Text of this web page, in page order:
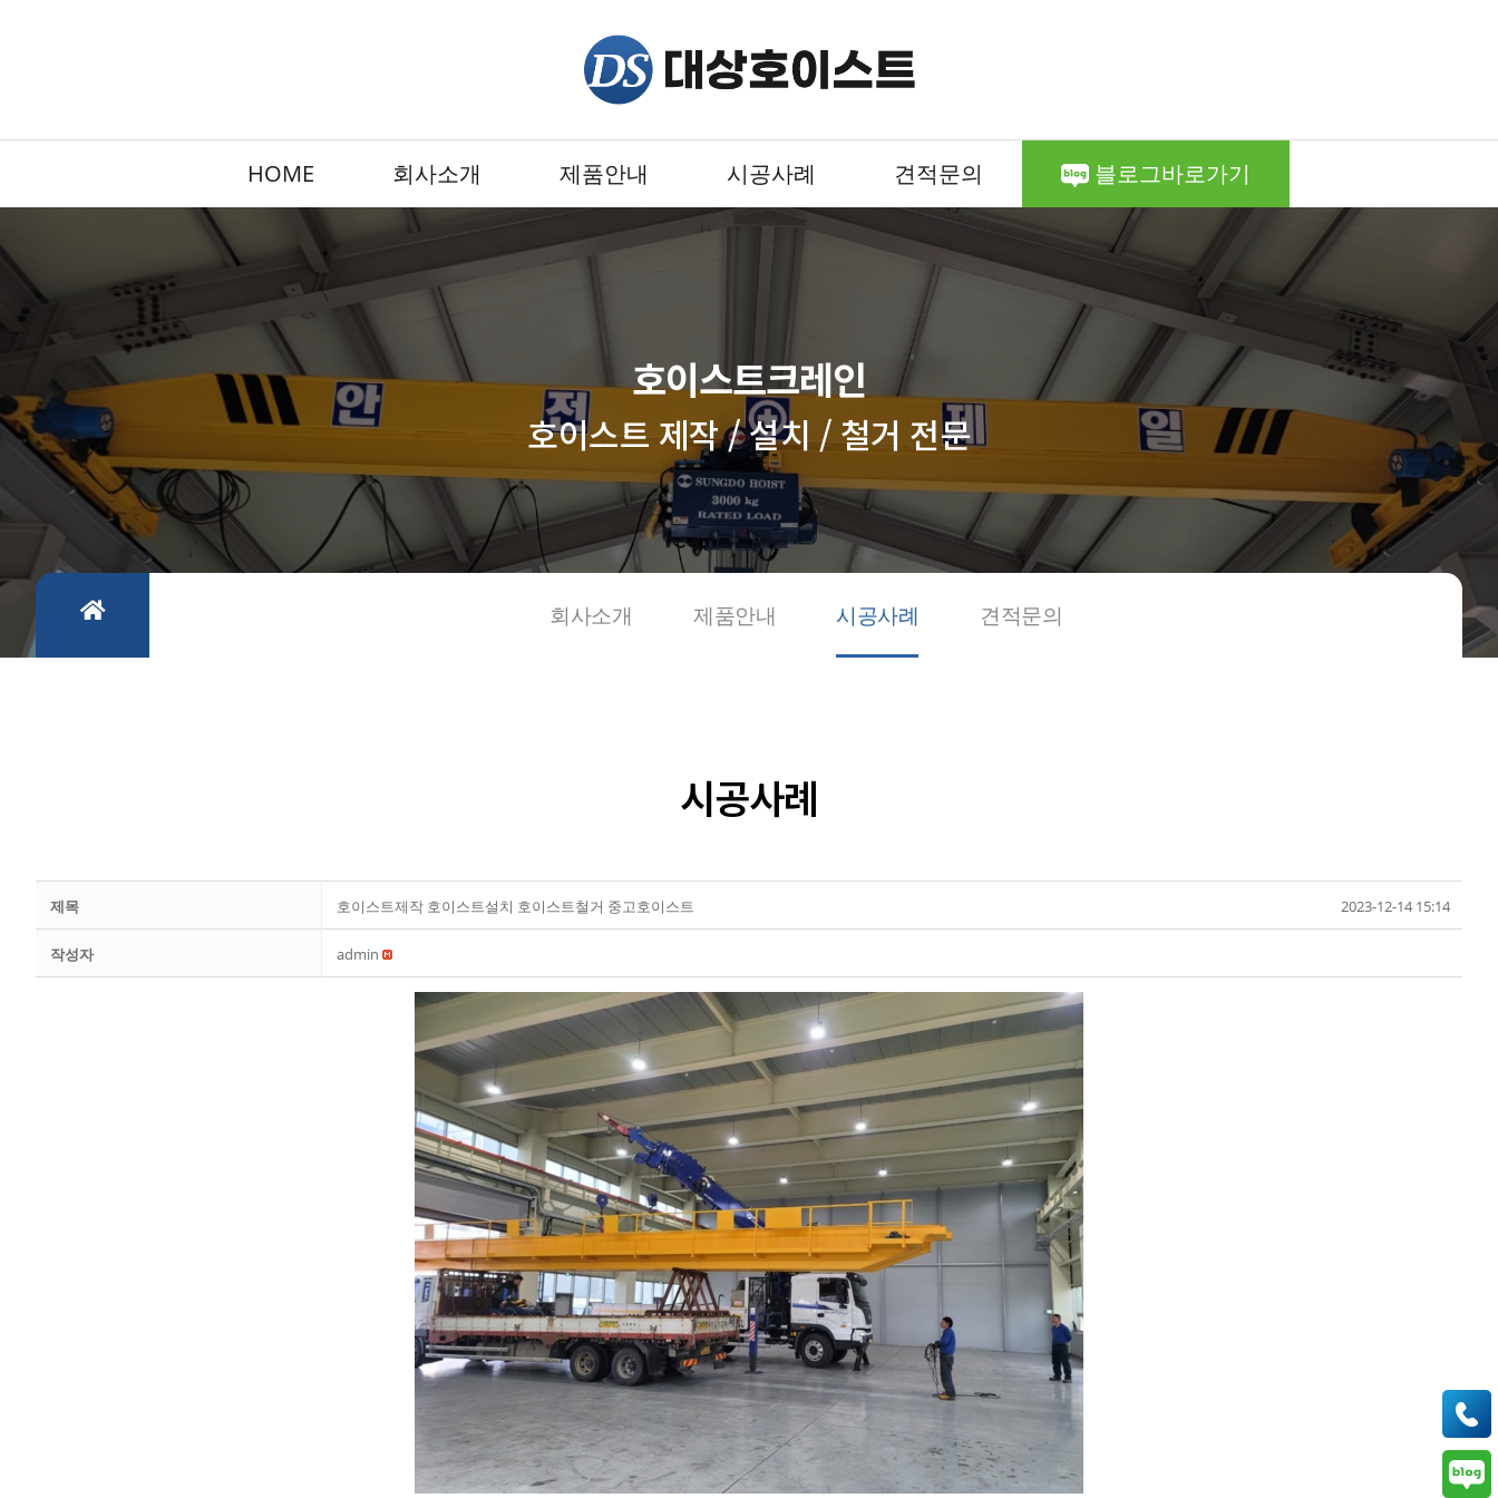
HOME 회사소개 제품안내 시공사례 견적문의 블로그바로가기
호이스트크레인
호이스트 제작 / 설치 / 철거 전문
회사소개 제품안내 시공사례 견적문의
시공사례
제목 호이스트제작 호이스트설치 호이스트철거 중고호이스트 2023-12-14 15:14
작성자 admin